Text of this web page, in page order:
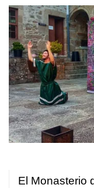
El Monasterio